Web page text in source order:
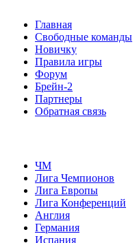
Главная
Свободные команды
Новичку
Правила игры
Форум
Брейн-2
Партнеры
Обратная связь
ЧМ
Лига Чемпионов
Лига Европы
Лига Конференций
Англия
Германия
Испания